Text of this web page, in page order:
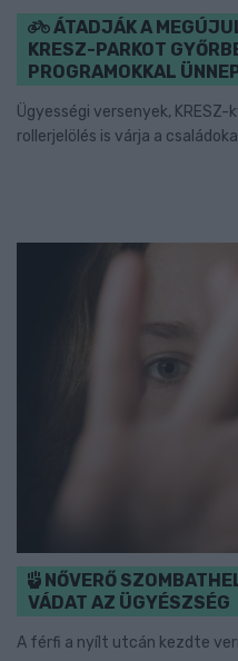
ÁTADJÁK A
KRESZ-PARKOT
PROGRAMOKKAL
Ügyességi versenyek,
rollerjelölés is várja a
NŐVERŐ
VÁDAT AZ ÜGYÉSZSÉG
A férfi a nyílt utcán kezdte